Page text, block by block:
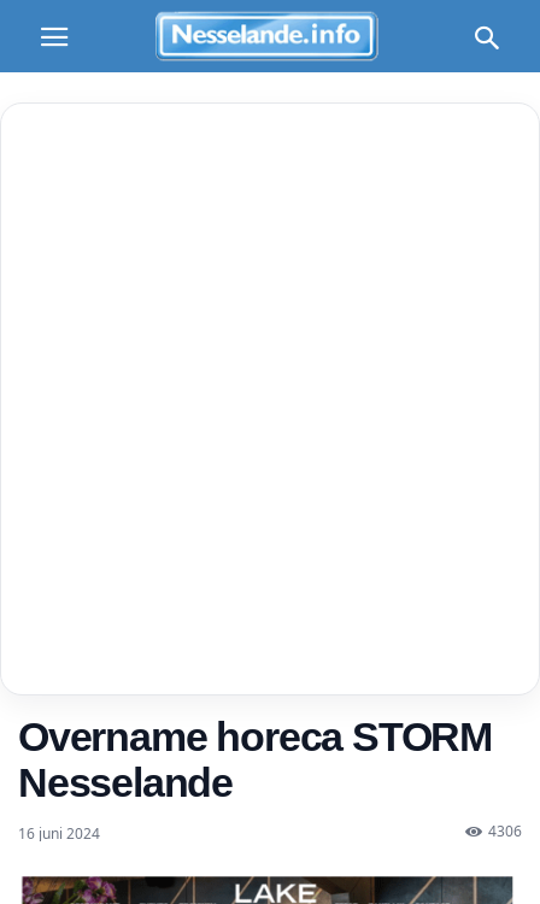
Overname horeca STORM
Nesselande
16 juni 2024 4306